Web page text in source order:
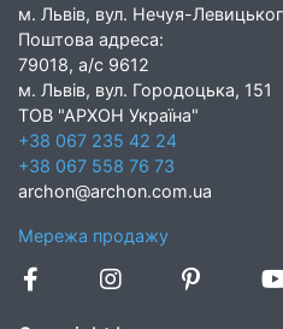
м. Львів, вул. Нечуя-
Поштова адреса:
79018, а/с 9612
м. Львів, вул. Городоцька, 151
ТОВ "АРХОН Україна"
+38 067 235 42 24
+38 067 558 76 73
archon@archon.com.ua
Мережа продажу